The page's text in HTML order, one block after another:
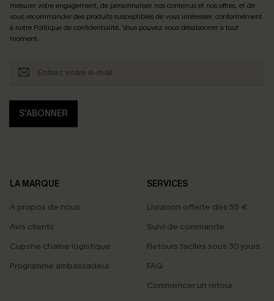
mesurer votre engagement, de personnaliser nos contenus et nos offres, et de
vous recommander des produits susceptibles de vous intéresser, conformément
à notre Politique de confidentialité. Vous pouvez vous désabonner à tout
moment.
S'ABONNER
LA MARQUE
À propos de nous
Avis clients
Cupshe chaîne logistique
Programme ambassadeur
SERVICES
Livraison offerte dès 55 €
Suivi de commande
Retours faciles sous 30 jours
FAQ
Commencer un retour